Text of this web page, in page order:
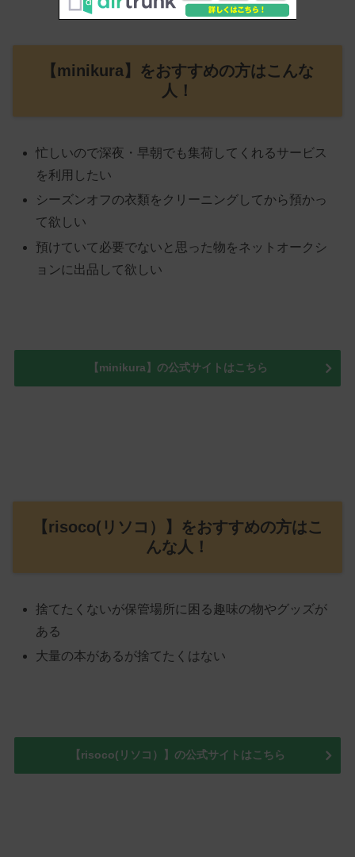
【minikura】をおすすめの方はこんな
人！
忙しいので深夜・早朝でも集荷してくれるサービス
を利用したい
シーズンオフの衣類をクリーニングしてから預かっ
て欲しい
預けていて必要でないと思った物をネットオークシ
ョンに出品して欲しい
【minikura】の公式サイトはこちら
【risoco(リソコ）】をおすすめの方はこ
んな人！
捨てたくないが保管場所に困る趣味の物やグッズが
ある
大量の本があるが捨てたくはない
【risoco(リソコ）】の公式サイトはこちら